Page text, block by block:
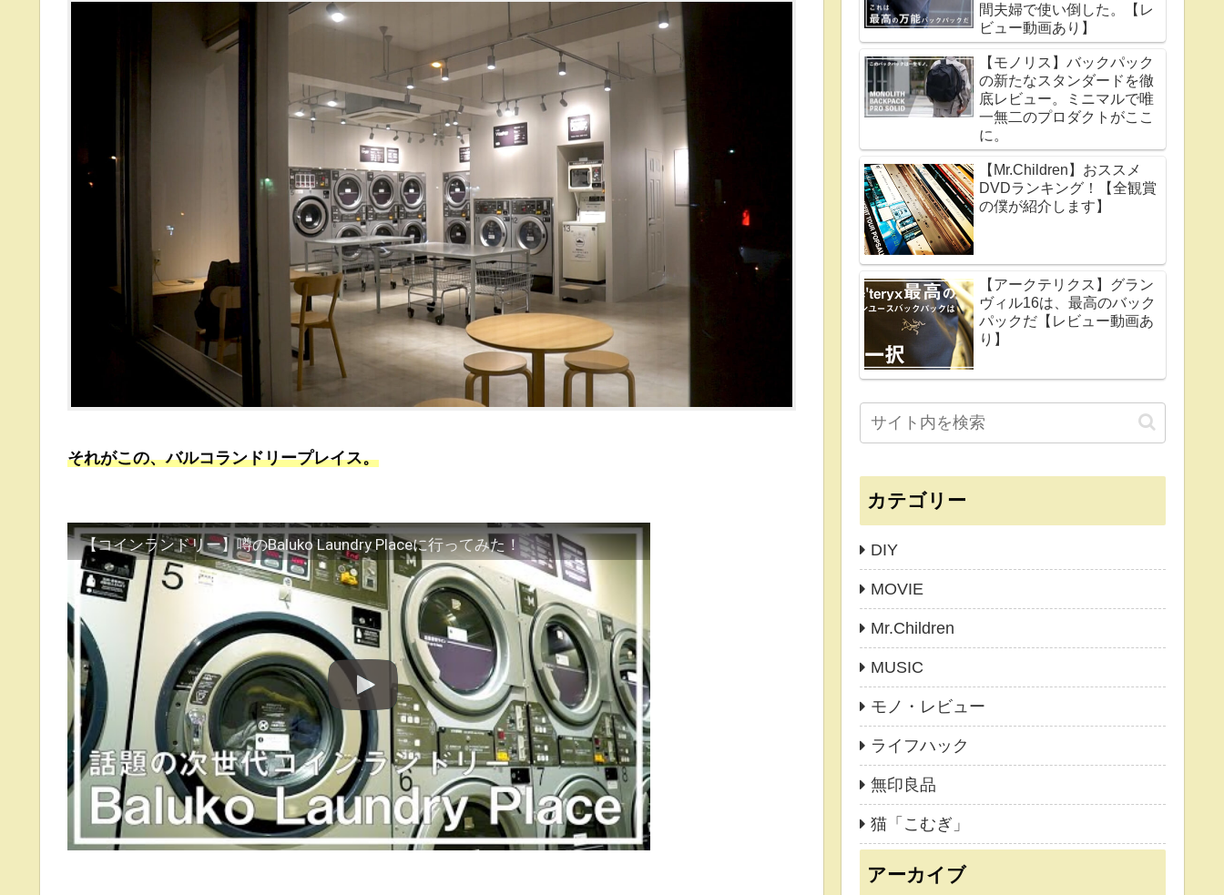
それがこの、バルコランドリープレイス。
【コインランドリー】噂のBaluko Laundry Placeに行ってみた！
間夫婦で使い倒した。【レ
ビュー動画あり】
【モノリス】バックパック
の新たなスタンダードを徹
底レビュー。ミニマルで唯
一無二のプロダクトがここ
に。
【Mr.Children】おススメ
DVDランキング！【全観賞
の僕が紹介します】
【アークテリクス】グラン
ヴィル16は、最高のバック
パックだ【レビュー動画あ
り】
カテゴリー
DIY
MOVIE
Mr.Children
MUSIC
モノ・レビュー
ライフハック
無印良品
猫「こむぎ」
アーカイブ